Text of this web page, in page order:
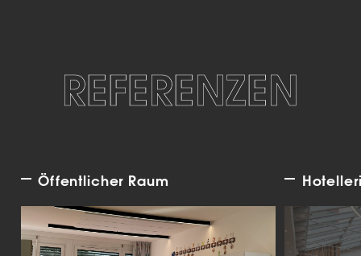
REFERENZEN
Öffentlicher Raum